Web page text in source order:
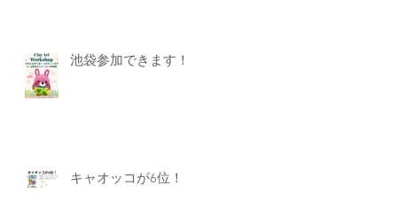
池袋参加できます！
キャオッコが6位！